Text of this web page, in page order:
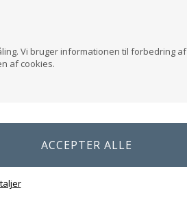
Vi bruger informationen til forbedring af
af cookies.